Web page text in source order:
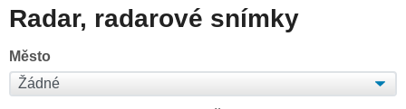
Radar, radarové snímky
Město